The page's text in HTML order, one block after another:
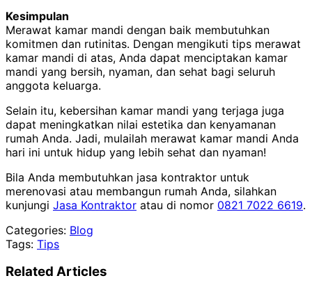
Kesimpulan
Merawat kamar mandi dengan baik membutuhkan
komitmen dan rutinitas. Dengan mengikuti tips merawat
kamar mandi di atas, Anda dapat menciptakan kamar
mandi yang bersih, nyaman, dan sehat bagi seluruh
anggota keluarga.
Selain itu, kebersihan kamar mandi yang terjaga juga
dapat meningkatkan nilai estetika dan kenyamanan
rumah Anda. Jadi, mulailah merawat kamar mandi Anda
hari ini untuk hidup yang lebih sehat dan nyaman!
Bila Anda membutuhkan jasa kontraktor untuk
merenovasi atau membangun rumah Anda, silahkan
kunjungi Jasa Kontraktor atau di nomor 0821 7022 6619.
Categories: Blog
Tags: Tips
Related Articles